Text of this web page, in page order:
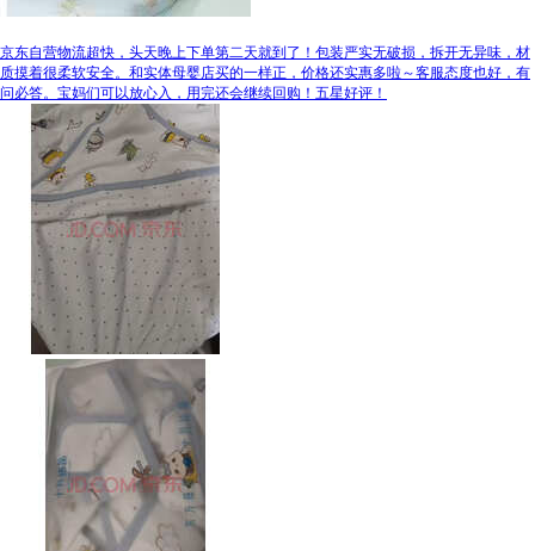
京东自营物流超快，头天晚上下单第二天就到了！包装严实无破损，拆开无异味，材
质摸着很柔软安全。和实体母婴店买的一样正，价格还实惠多啦～客服态度也好，有
问必答。宝妈们可以放心入，用完还会继续回购！五星好评！